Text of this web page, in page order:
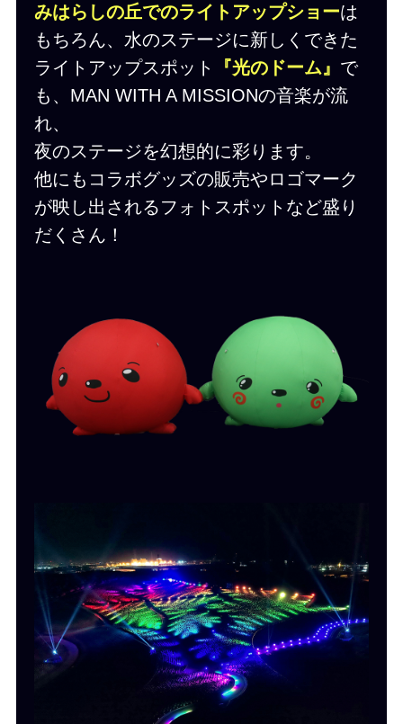
みはらしの丘でのライトアップショーは
もちろん、水のステージに新しくできた
ライトアップスポット
『光のドーム』 で
も、MAN WITH A MISSIONの音楽が流
れ、
夜のステージを幻想的に彩ります。
他にもコラボグッズの販売やロゴマーク
が映し出されるフォトスポットなど盛り
だくさん！